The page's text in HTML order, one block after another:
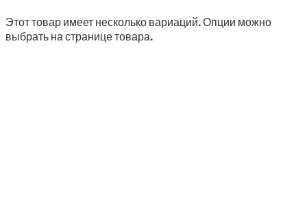
Этот товар имеет несколько вариаций. Опции можно
выбрать на странице товара.